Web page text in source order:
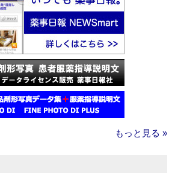
もっと見る »